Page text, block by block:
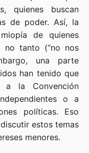
quienes buscan
de poder. Así, la
de quienes
no tanto (“no nos
una parte
han tenido que
a la Convención
o a
políticas. Eso
estos temas
menores.